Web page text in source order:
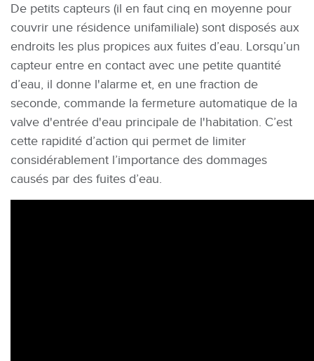
De petits capteurs (il en faut cinq en moyenne pour
couvrir une résidence unifamiliale) sont disposés aux
endroits les plus propices aux fuites d’eau. Lorsqu’un
capteur entre en contact avec une petite quantité
d’eau, il donne l'alarme et, en une fraction de
seconde, commande la fermeture automatique de la
valve d'entrée d'eau principale de l'habitation. C’est
cette rapidité d’action qui permet de limiter
considérablement l’importance des dommages
causés par des fuites d’eau.